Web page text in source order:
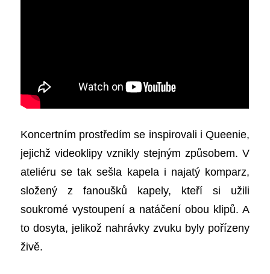
Koncertním prostředím se inspirovali i Queenie,
jejichž videoklipy vznikly stejným způsobem. V
ateliéru se tak sešla kapela i najatý komparz,
složený z fanoušků kapely, kteří si užili
soukromé vystoupení a natáčení obou klipů. A
to dosyta, jelikož nahrávky zvuku byly pořízeny
živě.